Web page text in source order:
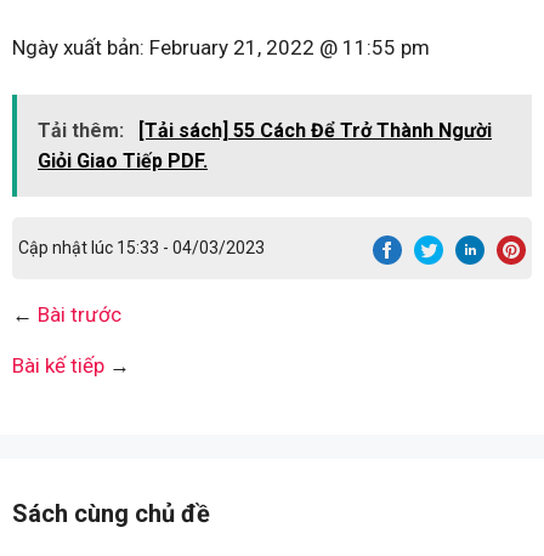
Ngày xuất bản: February 21, 2022 @ 11:55 pm
Tải thêm:
[Tải sách] 55 Cách Để Trở Thành Người
Giỏi Giao Tiếp PDF.
Cập nhật lúc 15:33 - 04/03/2023
← Bài trước
Bài kế tiếp →
Sách cùng chủ đề